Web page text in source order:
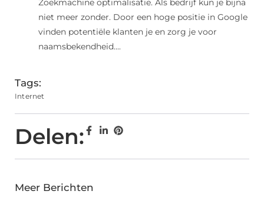
Zoekmachine optimalisatie. Als bedrijf kun je bijna
niet meer zonder. Door een hoge positie in Google
vinden potentiële klanten je en zorg je voor
naamsbekendheid....
Tags:
Internet
Delen:
Meer Berichten